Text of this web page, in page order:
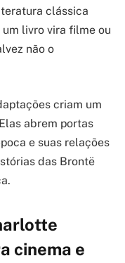
clássica
um livro vira filme ou
não o
criam um
abrem portas
e suas relações
das Brontë
cinema e